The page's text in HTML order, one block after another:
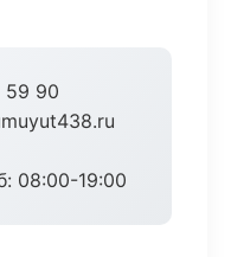
59 90
08:00-19:00